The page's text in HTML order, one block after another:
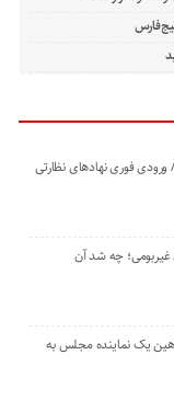
فوری نهادهای نظارتی
غیربومی؛ چه شد آن
یک نماینده مجلس به